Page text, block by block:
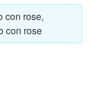
con rose,
con rose